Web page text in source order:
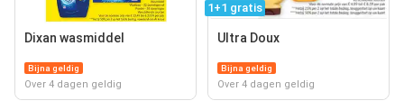
Dixan wasmiddel
Bijna geldig
Over 4 dagen geldig
1+1 gratis
Ultra Doux
Bijna geldig
Over 4 dagen geldig